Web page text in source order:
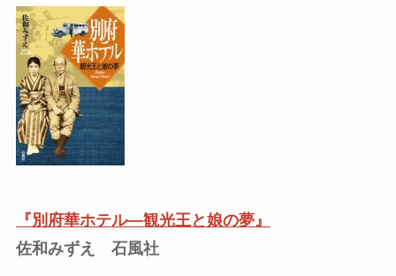
『別府華ホテル―観光王と娘の夢』
佐和みずえ
石風社